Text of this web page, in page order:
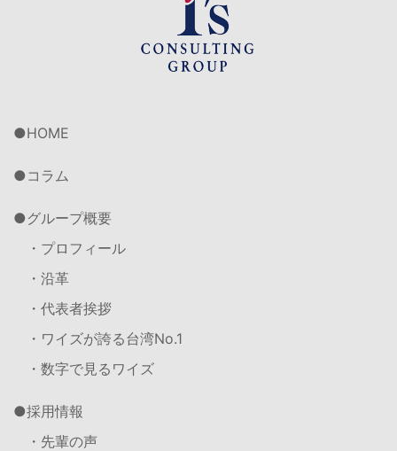
HOME
コラム
グループ概要
・プロフィール
・沿革
・代表者挨拶
・ワイズが誇る台湾No.1
・数字で見るワイズ
採用情報
・先輩の声